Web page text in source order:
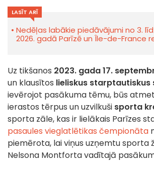
LASĪT ARĪ
Nedēļas labākie piedāvājumi no 3.
2026. gadā Parīzē un Île-de-France
Uz tikšanos 2023. gada 17.
un klausītos lieliskus starptautiskus
ievērojot pasākuma tēmu, būs
ierastos tērpus un uzvilkuši sporta
sporta zāle, kas ir lielākais Parīzes
pasaules vieglatlētikas čempionāta
piemērota, lai viņus uzņemtu sporta
Nelsona Montforta vadītajā